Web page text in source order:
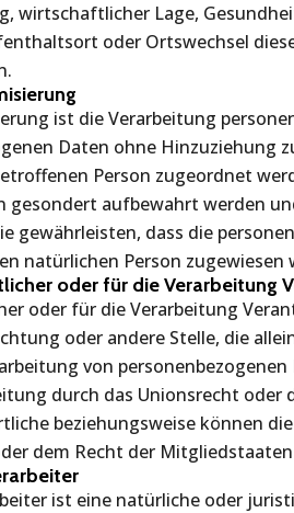
wirtschaftlicher Lage,
oder Ortswechsel
ist die Verarbeitung
Daten ohne Hinzuziehung
Person zugeordnet
gesondert aufbewahrt werden
gewährleisten, dass die
natürlichen Person zugewiesen
oder für die Verarbeitung
oder für die Verarbeitung
oder andere Stelle, die
von
durch das Unionsrecht
beziehungsweise können
dem Recht der
ist eine natürliche oder